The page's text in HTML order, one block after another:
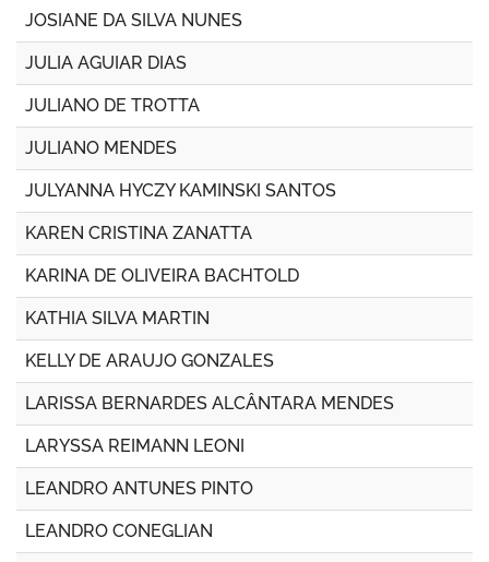
JOSIANE DA SILVA NUNES
JULIA AGUIAR DIAS
JULIANO DE TROTTA
JULIANO MENDES
JULYANNA HYCZY KAMINSKI SANTOS
KAREN CRISTINA ZANATTA
KARINA DE OLIVEIRA BACHTOLD
KATHIA SILVA MARTIN
KELLY DE ARAUJO GONZALES
LARISSA BERNARDES ALCÂNTARA MENDES
LARYSSA REIMANN LEONI
LEANDRO ANTUNES PINTO
LEANDRO CONEGLIAN